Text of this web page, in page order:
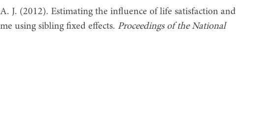
J. (2012). Estimating the influence of life satisfaction and
using sibling fixed effects. Proceedings of the National